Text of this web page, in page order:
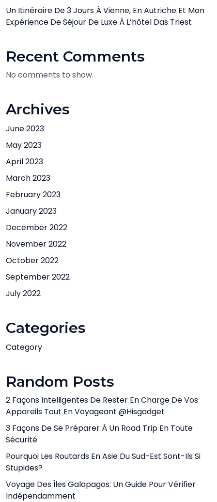
Un Itinéraire De 3 Jours À Vienne, En Autriche Et Mon
Expérience De Séjour De Luxe À L’hôtel Das Triest
Recent Comments
No comments to show.
Archives
June 2023
May 2023
April 2023
March 2023
February 2023
January 2023
December 2022
November 2022
October 2022
September 2022
July 2022
Categories
Category
Random Posts
2 Façons Intelligentes De Rester En Charge De Vos
Appareils Tout En Voyageant @hisgadget
3 Façons De Se Préparer À Un Road Trip En Toute
Sécurité
Pourquoi Les Routards En Asie Du Sud-Est Sont-Ils Si
Stupides?
Voyage Des Îles Galapagos: Un Guide Pour Vérifier
Indépendamment